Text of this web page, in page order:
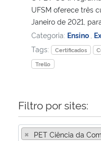
Ministério do Meio Ambiente
Ministério do Turismo
Controladoria-Geral da União
Ministério da Mulher, da Família e
UFSM oferece três
Janeiro de 2021,
Categoria: Ensino
Tags:
Certificados
Trello
Filtro por sites:
× PET Ciência da